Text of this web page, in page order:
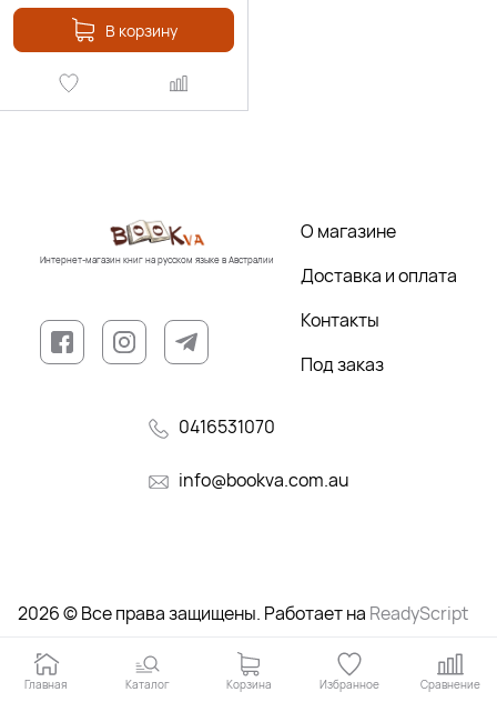
В корзину
Интернет-магазин книг на русском языке в Австралии
О магазине
Доставка и оплата
Контакты
Под заказ
0416531070
info@bookva.com.au
2026 © Все права защищены. Работает на ReadyScript
Главная Каталог Корзина Избранное Сравнение